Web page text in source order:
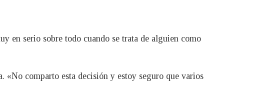
en serio sobre todo cuando se trata de alguien como
comparto esta decisión y estoy seguro que varios